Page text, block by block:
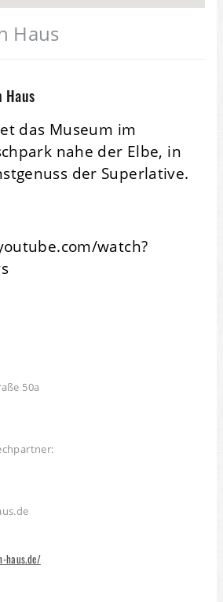
Haus
Haus
das Museum im
nahe der Elbe, in
der Superlative.
watch?
50a
haus.de/